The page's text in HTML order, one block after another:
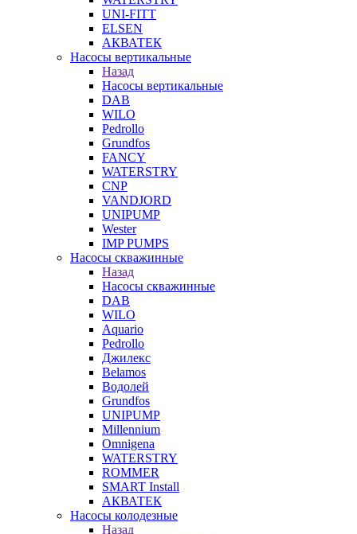
UNI-FITT
ELSEN
АКВАТЕК
Насосы вертикальные
Назад
Насосы вертикальные
DAB
WILO
Pedrollo
Grundfos
FANCY
WATERSTRY
CNP
VANDJORD
UNIPUMP
Wester
IMP PUMPS
Насосы скважинные
Назад
Насосы скважинные
DAB
WILO
Aquario
Pedrollo
Джилекс
Belamos
Водолей
Grundfos
UNIPUMP
Millennium
Omnigena
WATERSTRY
ROMMER
SMART Install
АКВАТЕК
Насосы колодезные
Назад